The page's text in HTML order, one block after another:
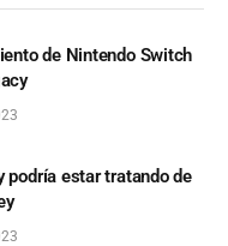
de Nintendo Switch
podría estar tratando de